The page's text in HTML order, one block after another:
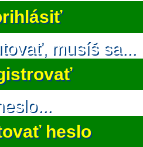
musíš sa...
heslo